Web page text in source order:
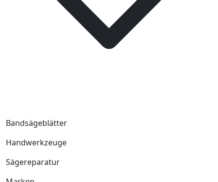
Bandsägeblätter
Handwerkzeuge
Sägereparatur